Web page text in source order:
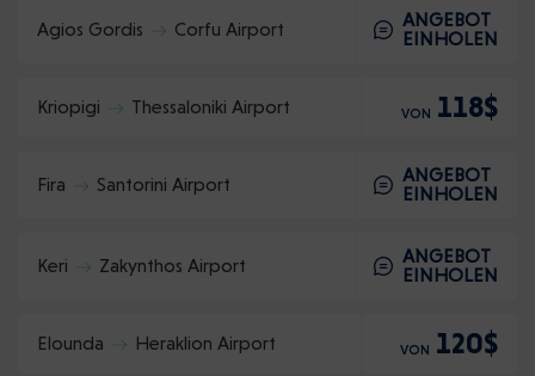
Agios Gordis Corfu Airport
ANGEBOT
EINHOLEN
Kriopigi Thessaloniki Airport VON 118$
Fira Santorini Airport
ANGEBOT
EINHOLEN
Keri Zakynthos Airport
ANGEBOT
EINHOLEN
Elounda Heraklion Airport VON 120$